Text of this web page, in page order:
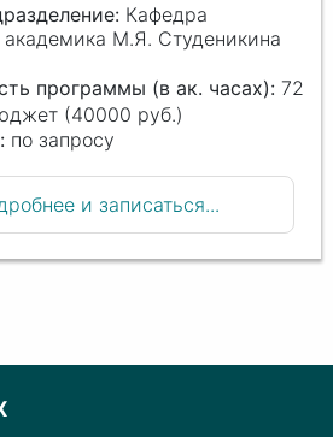
Кафедра
М.Я. Студеникина
программы (в ак. часах): 72
(40000 руб.)
по запросу
и записаться...